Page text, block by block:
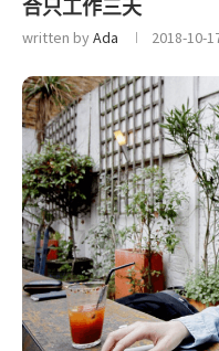
合只工作三天
written byAda 2018-10-